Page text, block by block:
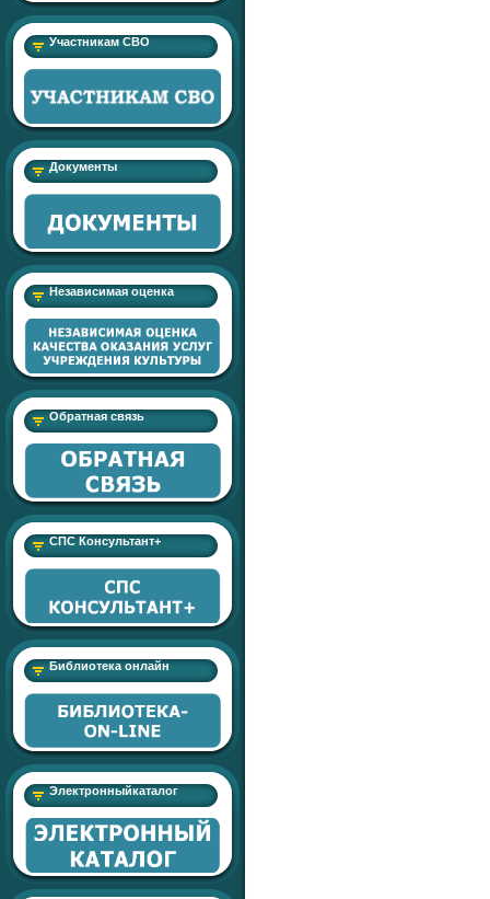
Участникам СВО
Документы
Независимая оценка
Обратная связь
СПС Консультант+
Библиотека онлайн
Электронныйкаталог